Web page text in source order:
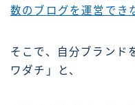
数のブログを運営でき
そこで、自分ブランド
ワダチ」と、